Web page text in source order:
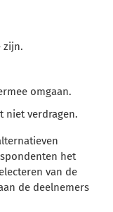
zijn.
omgaan.
niet verdragen.
het
van de
de deelnemers